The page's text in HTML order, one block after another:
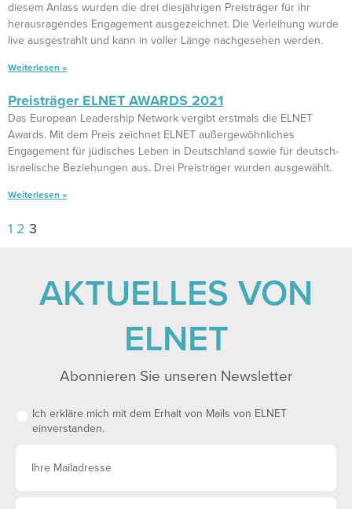
diesem Anlass wurden die drei diesjährigen Preisträger für ihr
herausragendes Engagement ausgezeichnet. Die Verleihung wurde
live ausgestrahlt und kann in voller Länge nachgesehen werden.
Weiterlesen »
Preisträger ELNET AWARDS 2021
Das European Leadership Network vergibt erstmals die ELNET
Awards. Mit dem Preis zeichnet ELNET außergewöhnliches
Engagement für jüdisches Leben in Deutschland sowie für deutsch-
israelische Beziehungen aus. Drei Preisträger wurden ausgewählt.
Weiterlesen »
1 2 3
AKTUELLES VON
ELNET
Abonnieren Sie unseren Newsletter
Ich erkläre mich mit dem Erhalt von Mails von ELNET
einverstanden.